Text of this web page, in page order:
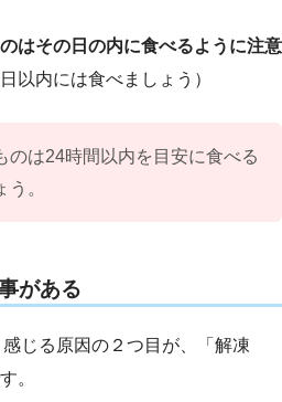
はその日の内に食べるように注意
以内には食べましょう）
のは24時間以内を目安に食べる
。
がある
じる原因の２つ目が、「解凍
。